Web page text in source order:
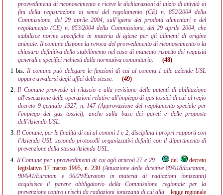
provvedimenti di riconoscimento e riceve le dichiarazioni di inizio di attività ai
fini della registrazione ai sensi del regolamento (CE) n. 852/2004 della
Commissione, del 29 aprile 2004, sull’igiene dei prodotti alimentari e del
regolamento (CE) n. 853/2004 della Commissione, del 29 aprile 2004, che
stabilisce norme specifiche in materia di igiene per gli alimenti di origine
animale. Il comune dispone la revoca del provvedimento di riconoscimento o la
chiusura definitiva dello stabilimento nel caso di mancato rispetto dei requisiti
generali e specifici richiesti dalla normativa comunitaria.
(48)
1 bis. Il comune può delegare le funzioni di cui al comma 1 alle aziende USL
oppure avvalersi degli uffici delle stesse.
(49)
2.Il Comune provvede al rilascio e alla revisione delle patenti di abilitazione
all'esecuzione delle operazioni relative all'impiego di gas tossici di cui al regio
decreto 9 gennaio 1927, n. 147 (Approvazione del regolamento speciale per
l'impiego dei gas tossici), anche sulla base dei pareti e delle proposte
dell'Azienda USL.
3.Il Comune, per le finalità di cui al commi 1 e 2, disciplina i propri rapporti con
l'Azienda USL secondo protocolli organizzativi definiti con il dipartimento di
prevenzione della stessa Azienda USL.
4. Il Comune per i provvedimenti di cui agli articoli 27 e 29 del
decreto
legislativo 17 marzo 1995, n. 230 (Attuazione delle direttive 89/618/Euratom,
90/641/Euratom e 96/29/Euratom in materia di radiazioni ionizzanti)
acquisisce il parere obbligatorio della Commissione regionale per la
prevenzione contro i rischi da radiazioni ionizzanti di cui alla
legge regionale